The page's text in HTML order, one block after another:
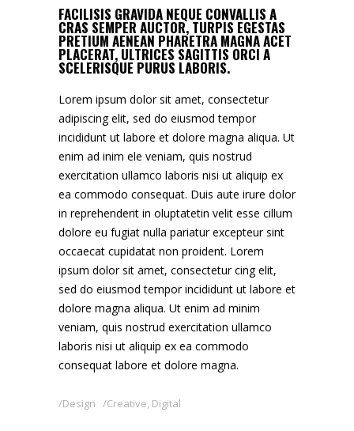
FACILISIS GRAVIDA NEQUE CONVALLIS A
CRAS SEMPER AUCTOR, TURPIS EGESTAS
PRETIUM AENEAN PHARETRA MAGNA ACET
PLACERAT, ULTRICES SAGITTIS ORCI A
SCELERISQUE PURUS LABORIS.
Lorem ipsum dolor sit amet, consectetur
adipiscing elit, sed do eiusmod tempor
incididunt ut labore et dolore magna aliqua. Ut
enim ad inim ele veniam, quis nostrud
exercitation ullamco laboris nisi ut aliquip ex
ea commodo consequat. Duis aute irure dolor
in reprehenderit in oluptatetin velit esse cillum
dolore eu fugiat nulla pariatur excepteur sint
occaecat cupidatat non proident. Lorem
ipsum dolor sit amet, consectetur cing elit,
sed do eiusmod tempor incididunt ut labore et
dolore magna aliqua. Ut enim ad minim
veniam, quis nostrud exercitation ullamco
laboris nisi ut aliquip ex ea commodo
consequat labore et dolore magna.
Design Creative, Digital